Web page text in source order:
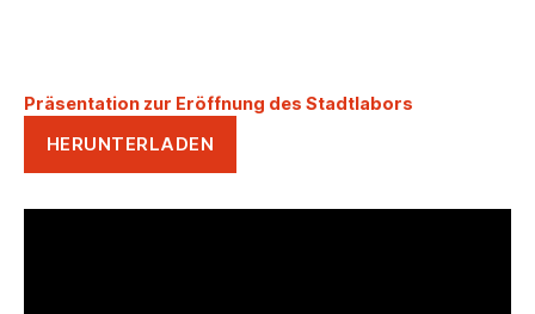
Präsentation zur Eröffnung des Stadtlabors
HERUNTERLADEN